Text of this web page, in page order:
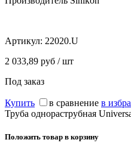
Артикул: 22020.U
2 033,89 руб / шт
Под заказ
Купить в сравнение в
Труба однораструбная
Положить товар в корзину